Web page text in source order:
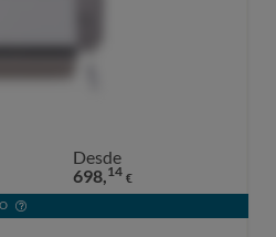
Desde
698,14 €